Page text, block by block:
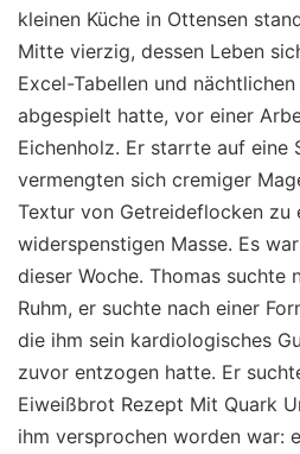
kleinen Küche in Ottensen
Mitte vierzig, dessen Leben
Excel-Tabellen und
abgespielt hatte, vor einer
Eichenholz. Er starrte auf eine
vermengten sich cremiger
Textur von Getreideflocken zu
widerspenstigen Masse. Es
dieser Woche. Thomas suchte
Ruhm, er suchte nach einer
die ihm sein kardiologisches
zuvor entzogen hatte. Er
Eiweißbrot Rezept Mit Quark
ihm versprochen worden war: